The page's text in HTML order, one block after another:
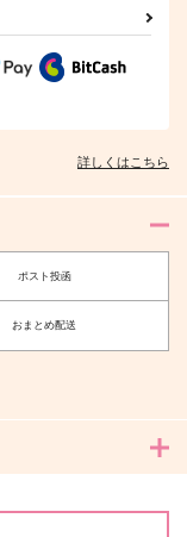
君と共に在るために
翡翠緑抄
サンプル
詳しくはこちら
ポスト投函
おまとめ配送